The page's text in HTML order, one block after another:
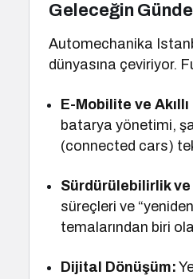
Geleceğin
Automechanika
dünyasına çeviriyor.
E-Mobilite ve
batarya yönetimi,
(connected cars)
Sürdürülebilirlik
süreçleri ve
temalarından biri
Dijital Dönüşüm: